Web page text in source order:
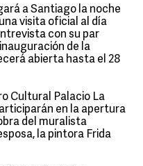
a Santiago la noche
visita oficial al día
con su par
de la
abierta hasta el 28
Cultural Palacio La
en la apertura
del muralista
la pintora Frida